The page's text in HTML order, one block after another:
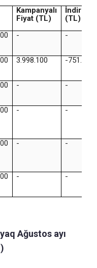
Kampanyalı
Fiyat (TL)
İndirim
(TL)
- -
3.998.100 -751.800
- -
- -
- -
- -
Ağustos ayı